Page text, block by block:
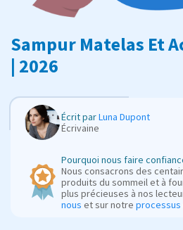
Sampur Matelas Et
| 2026
Écrit parLuna Dupont
Écrivaine
Pourquoi nous faire
Nous consacrons des
produits du sommeil et à
plus précieuses à nos
nous et sur notre